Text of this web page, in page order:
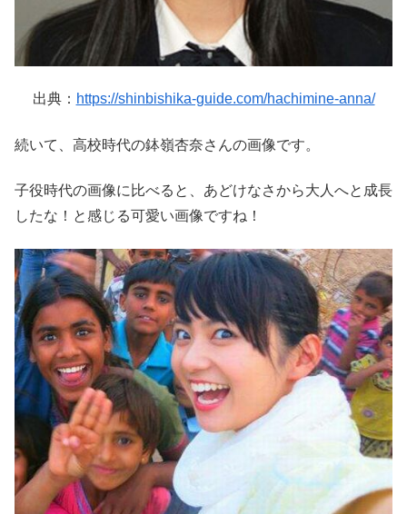
出典： https://shinbishika-guide.com/hachimine-anna/
続いて、高校時代の鉢嶺杏奈さんの画像です。
子役時代の画像に比べると、あどけなさから大人へと成長
したな！と感じる可愛い画像ですね！